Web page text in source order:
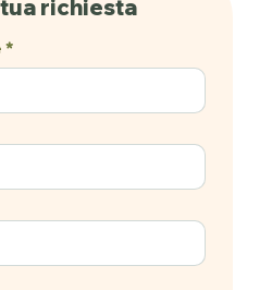
tua richiesta
*